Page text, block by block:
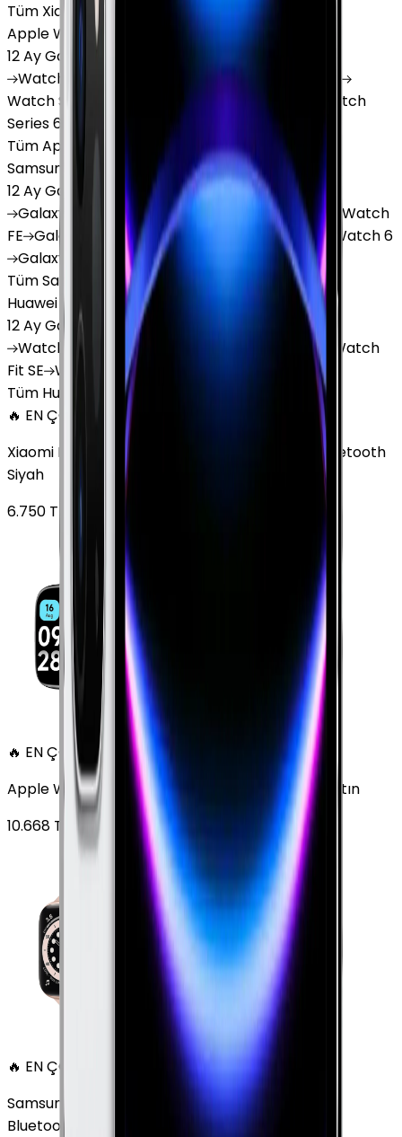
Tüm Xiaomi Akıllı Saat'lar
Apple Watch
12 Ay Garanti
Watch
Ultra Series 10
WatchSeries 8
Watch
Series 6
Series 5
Tüm Apple Watch'lar
Samsung Watch
12 Ay Garanti
6 Taksit
Galaxy
Watch 7 Galaxy Watch Ultra Galaxy
Watch
FE Galaxy Watch 4 Galaxy Watch 5 Galaxy
Watch 6
Galaxy
Tüm Samsung Watch'lar
Huawei Watch
12 Ay Garanti
6 Taksit
Watch
GT 4 Watch Watch GT 5 Pro
Watch
Fit SE Watch Fit 3
Tüm Huawei Watch'lar
🔥 EN ÇOK SATAN
Xiaomi Redmi Watch 3 Active Plastik 47mm Bluetooth
Siyah
6.750 TL'den
🔥 EN ÇOK SATAN
Apple Watch Series 6 Alüminyum 40mm GPS Altın
10.668 TL'den başlayan fiyatlar
🔥 EN ÇOK SATAN
Samsung Galaxy Watch 7 Alüminyum 40 mm
Bluetooth Wi-Fi Yeşil